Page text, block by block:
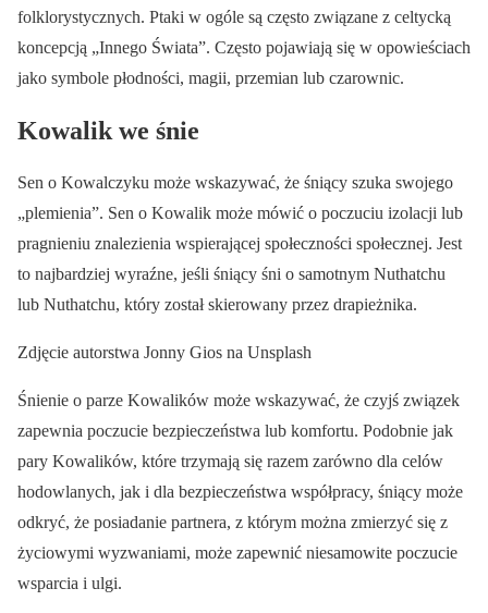
folklorystycznych. Ptaki w ogóle są często związane z celtycką
koncepcją „Innego Świata”. Często pojawiają się w opowieściach
jako symbole płodności, magii, przemian lub czarownic.
Kowalik we śnie
Sen o Kowalczyku może wskazywać, że śniący szuka swojego
„plemienia”. Sen o Kowalik może mówić o poczuciu izolacji lub
pragnieniu znalezienia wspierającej społeczności społecznej. Jest
to najbardziej wyraźne, jeśli śniący śni o samotnym Nuthatchu
lub Nuthatchu, który został skierowany przez drapieżnika.
Zdjęcie autorstwa Jonny Gios na Unsplash
Śnienie o parze Kowalików może wskazywać, że czyjś związek
zapewnia poczucie bezpieczeństwa lub komfortu. Podobnie jak
pary Kowalików, które trzymają się razem zarówno dla celów
hodowlanych, jak i dla bezpieczeństwa współpracy, śniący może
odkryć, że posiadanie partnera, z którym można zmierzyć się z
życiowymi wyzwaniami, może zapewnić niesamowite poczucie
wsparcia i ulgi.